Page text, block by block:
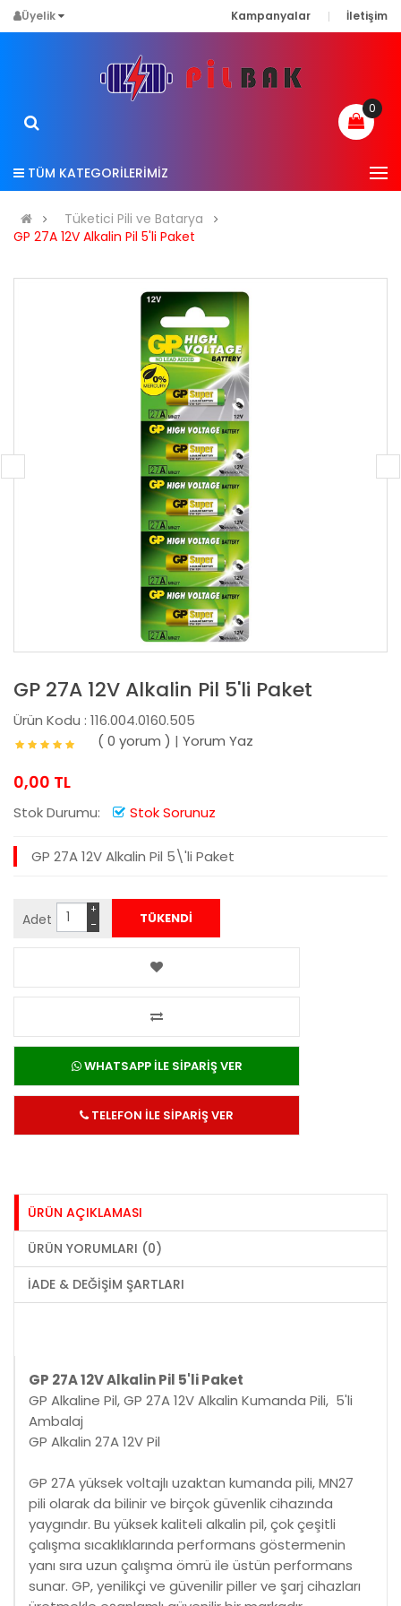
Üyelik Kampanyalar İletişim
0
TÜM KATEGORİLERİMİZ
Tüketici Pili ve Batarya
GP 27A 12V Alkalin Pil 5'li Paket
GP 27A 12V Alkalin Pil 5'li Paket
Ürün Kodu : 116.004.0160.505
( 0 yorum ) | Yorum Yaz
0,00 TL
Stok Durumu: Stok Sorunuz
GP 27A 12V Alkalin Pil 5\'li Paket
Adet −
+
WHATSAPP İLE SİPARİŞ VER
TELEFON İLE SİPARİŞ VER
ÜRÜN AÇIKLAMASI
ÜRÜN YORUMLARI (0)
İADE & DEĞIŞIM ŞARTLARI
GP 27A 12V Alkalin Pil 5'li Paket
GP Alkaline Pil, GP 27A 12V Alkalin Kumanda Pili, 5'li
Ambalaj
GP Alkalin 27A 12V Pil
GP 27A yüksek voltajlı uzaktan kumanda pili, MN27
pili olarak da bilinir ve birçok güvenlik cihazında
yaygındır. Bu yüksek kaliteli alkalin pil, çok çeşitli
çalışma sıcaklıklarında performans göstermenin
yanı sıra uzun çalışma ömrü ile üstün performans
sunar. GP, yenilikçi ve güvenilir piller ve şarj cihazları